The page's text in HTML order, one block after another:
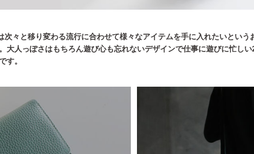
次々と移り変わる流行に合わせて様々なアイテムを手に入れたいという
大人っぽさはもちろん遊び心も忘れないデザインで仕事に遊びに忙し
す。